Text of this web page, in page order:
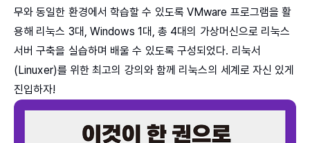
무와 동일한 환경에서 학습할 수 있도록 VMware 프로그램을 활
용해 리눅스 3대, Windows 1대, 총 4대의 가상머신으로 리눅스
서버 구축을 실습하며 배울 수 있도록 구성되었다. 리눅서
(Linuxer)를 위한 최고의 강의와 함께 리눅스의 세계로 자신 있게
진입하자!